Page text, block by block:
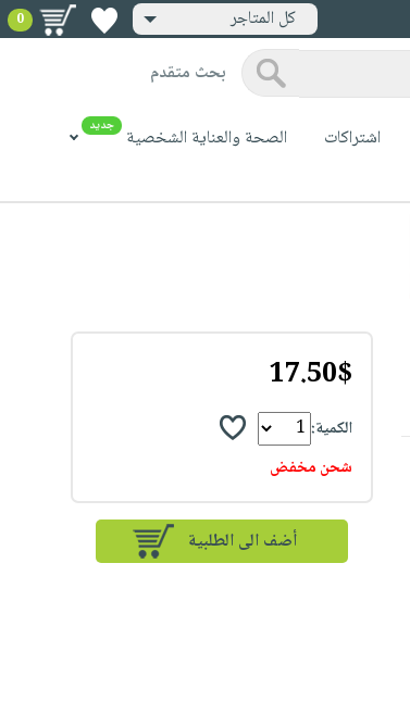
كل المتاجر 0
بحث متقدم
اشتراكات الصحة والعناية الشخصية جديد
17.50$
الكمية:
شحن مخفض
أضف الى الطلبية